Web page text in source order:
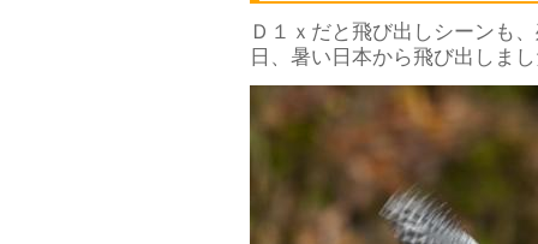
Ｄ１ｘだと飛び出しシーンも
日、暑い日本から飛び出しま